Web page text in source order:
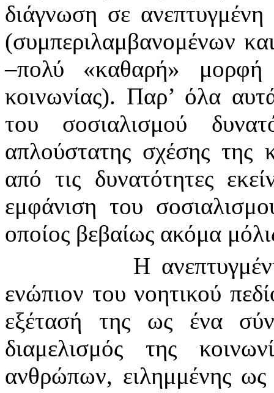
διάγνωση σε
(συμπεριλαμβανομένων
–πολύ «καθαρή» μορφή
κοινωνίας). Παρ’ όλα
του σοσιαλισμού
απλούστατης σχέσης της
από τις δυνατότητες
εμφάνιση του
οποίος βεβαίως ακόμα
Η
ενώπιον του νοητικού
εξέτασή της ως ένα
διαμελισμός της
ανθρώπων, ειλημμένης ως